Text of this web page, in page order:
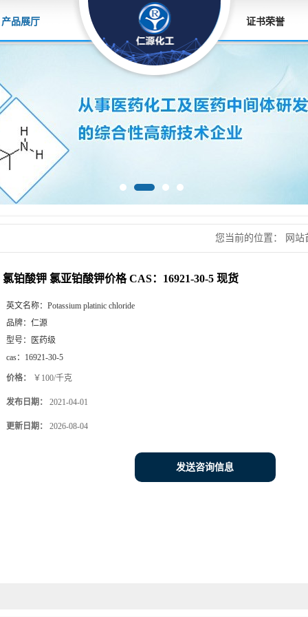
产品展厅 证书荣誉
您当前的位置： 网站
氯铂酸钾 氯亚铂酸钾价格 CAS：16921-30-5 现货
英文名称： Potassium platinic chloride
品牌： 仁源
型号：
医药级
cas： 16921-30-5
价格： ￥100/千克
发布日期： 2021-04-01
更新日期： 2026-08-04
发送咨询信息